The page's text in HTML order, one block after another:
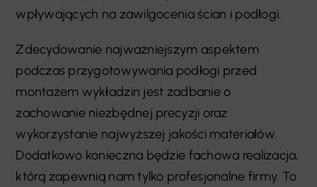
wpływających na zawilgocenia ścian i podłogi.
Zdecydowanie najważniejszym aspektem
podczas przygotowywania podłogi przed
montażem wykładzin jest zadbanie o
zachowanie niezbędnej precyzji oraz
wykorzystanie najwyższej jakości materiałów.
Dodatkowo konieczna będzie fachowa realizacja,
którą zapewnią nam tylko profesjonalne firmy. To